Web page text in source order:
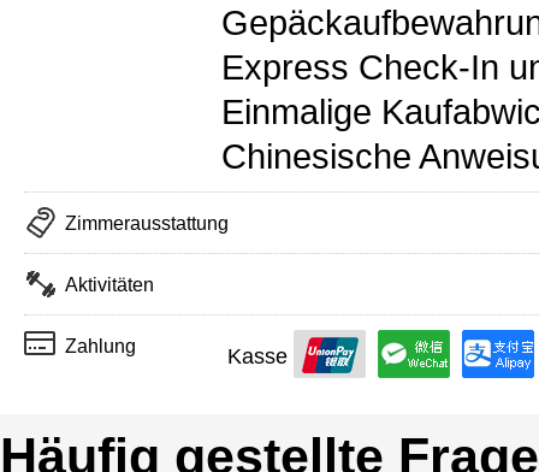
Express Check-In
Einmalige
Chinesische
Zimmerausstattung
Aktivitäten
Zahlung Kasse
Häufig gestellte